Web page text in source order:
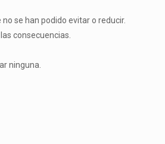
se han podido evitar o reducir.
consecuencias.
ninguna.